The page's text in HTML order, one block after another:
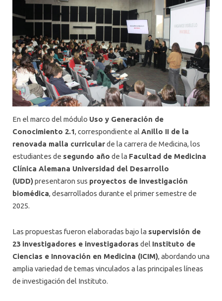
En el marco del módulo Uso y Generación de
Conocimiento 2.1, correspondiente al Anillo II de la
renovada malla curricularde la carrera de Medicina, los
estudiantes de segundo año de la Facultad de Medicina
Clínica Alemana Universidad del Desarrollo
(UDD)presentaron sus proyectos de investigación
biomédica, desarrollados durante el primer semestre de
2025.
Las propuestas fueron elaboradas bajo la supervisión de
23 investigadores e investigadoras del Instituto de
Ciencias e Innovación en Medicina (ICIM), abordando una
amplia variedad de temas vinculados a las principales líneas
de investigación del Instituto.